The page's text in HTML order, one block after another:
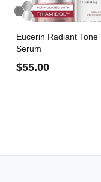
Eucerin Radiant Tone
Serum
$55.00